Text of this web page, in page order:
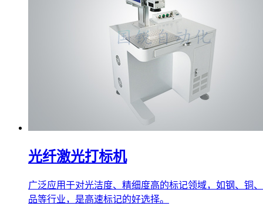
光纤激光打标机
广泛应用于对光洁度、精细度高的标记领域，如钢、铜
品等行业，是高速标记的好选择。